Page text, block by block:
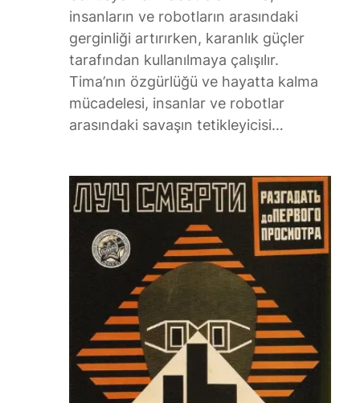
insanların ve robotların arasındaki
gerginliği artırırken, karanlık güçler
tarafından kullanılmaya çalışılır.
Tima’nın özgürlüğü ve hayatta kalma
mücadelesi, insanlar ve robotlar
arasındaki savaşın tetikleyicisi…